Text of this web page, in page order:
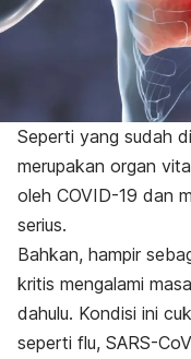
Seperti yang sudah
merupakan organ
oleh COVID-19 dan
serius.
Bahkan, hampir
kritis mengalami
dahulu. Kondisi ini
seperti flu, SARS-